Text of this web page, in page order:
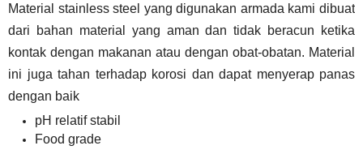
Material stainless steel yang digunakan armada kami dibuat
dari bahan material yang aman dan tidak beracun ketika
kontak dengan makanan atau dengan obat-obatan. Material
ini juga tahan terhadap korosi dan dapat menyerap panas
dengan baik
pH relatif stabil
Food grade